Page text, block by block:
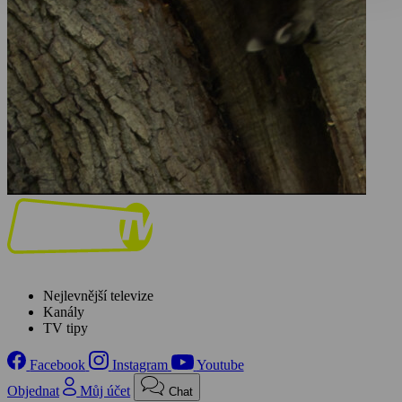
Nejlevnější televize
Kanály
TV tipy
Facebook Instagram
Youtube
Objednat
Můj účet Chat